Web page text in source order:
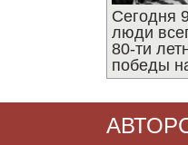
Сегодня
люди
80-ти
победы